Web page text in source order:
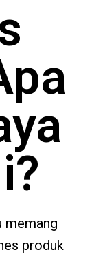
memang
produk